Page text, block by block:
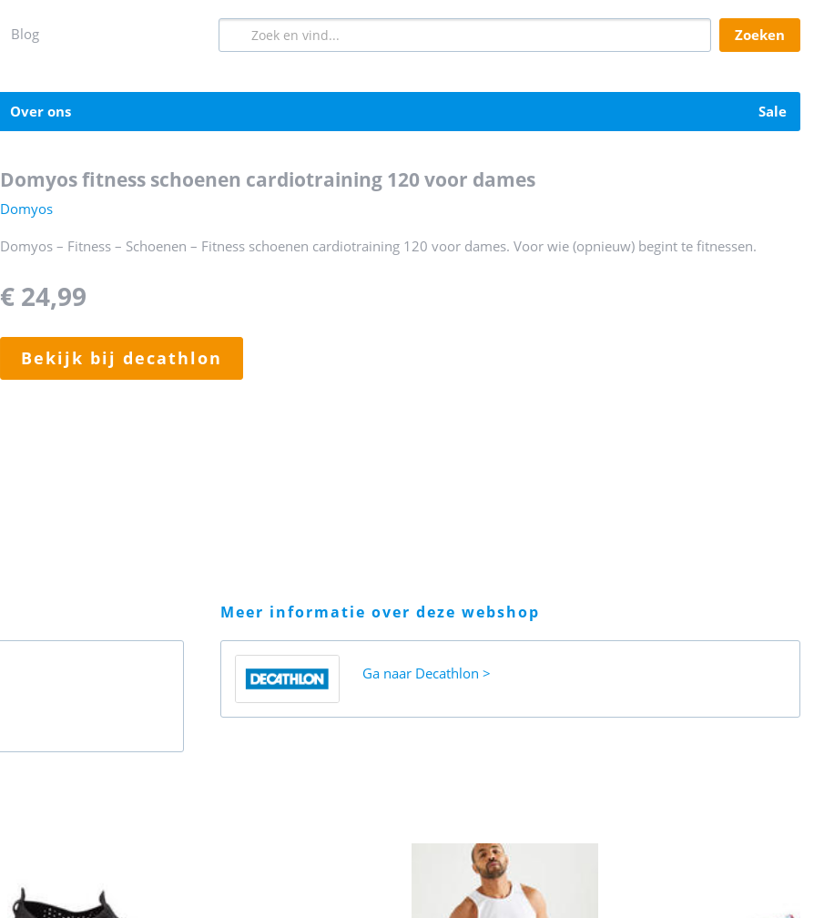
blog zoeken
over ons sale
domyos fitness schoenen cardiotraining 120 voor dames
Domyos
Domyos – Fitness – Schoenen – Fitness schoenen cardiotraining 120 voor dames. Voor wie (opnieuw) begint te fitnessen.
€ 24,99
bekijk bij decathlon
meer informatie over deze webshop
Ga naar Decathlon